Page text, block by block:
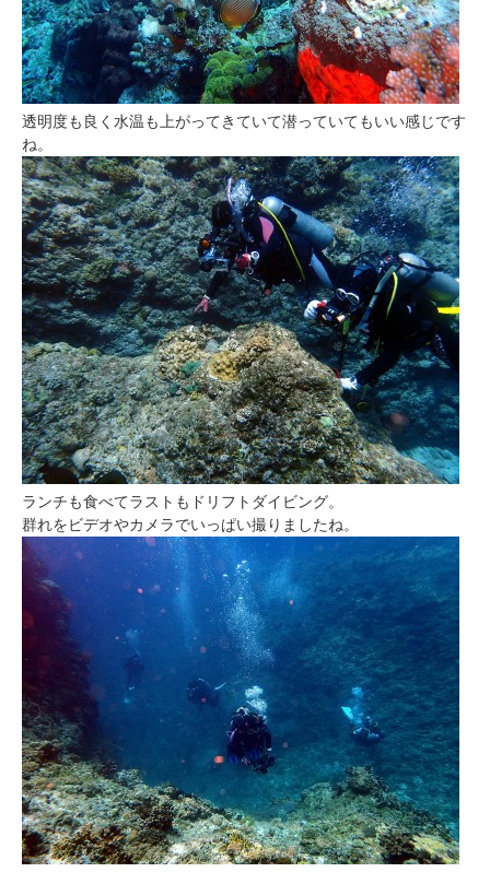
透明度も良く水温も上がってきていて潜っていてもいい感じです
ね。
ランチも食べてラストもドリフトダイビング。
群れをビデオやカメラでいっぱい撮りましたね。